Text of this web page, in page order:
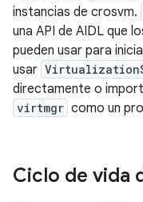
instancias de crosvm.
una API de AIDL que
pueden usar para
usar
directamente o
virtmgr como un
Ciclo de vida